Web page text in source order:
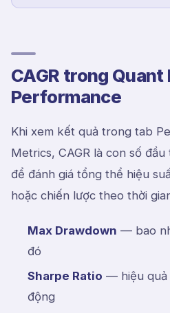
CAGR trong
Performance
Khi xem kết quả trong tab
Metrics, CAGR là con số
để đánh giá tổng thể hiệu
hoặc chiến lược theo thời
Max Drawdown — bao
đó
Sharpe Ratio — hiệu quả
động